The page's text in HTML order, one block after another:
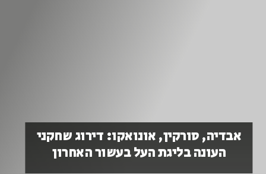
אבדיה, סורקין, אונואקו: דירוג שחקני
העונה בליגת העל בעשור האחרון